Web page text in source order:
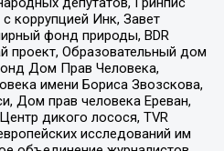
коррупцией Инк, Завет
фонд природы, BDR
проект, Образовательный дом
Дом Прав Человека,
имени Бориса Звозскова,
Дом прав человека Ереван,
дикого лосося, TVR
исследований им